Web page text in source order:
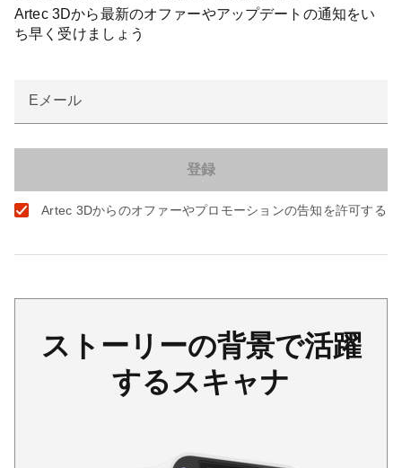
Artec 3Dから最新のオファーやアップデートの通知をい
ち早く受けましょう
Eメール
Artec 3Dからのオファーやプロモーションの告知を許可する
ストーリーの背景で活躍
するスキャナ